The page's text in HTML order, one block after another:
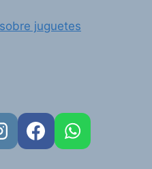
juguetes